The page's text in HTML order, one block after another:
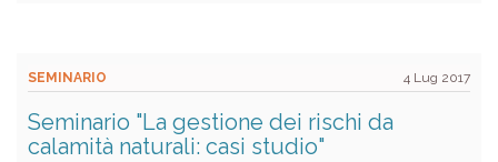
SEMINARIO 4 Lug 2017
Seminario "La gestione dei rischi da
calamità naturali: casi studio"